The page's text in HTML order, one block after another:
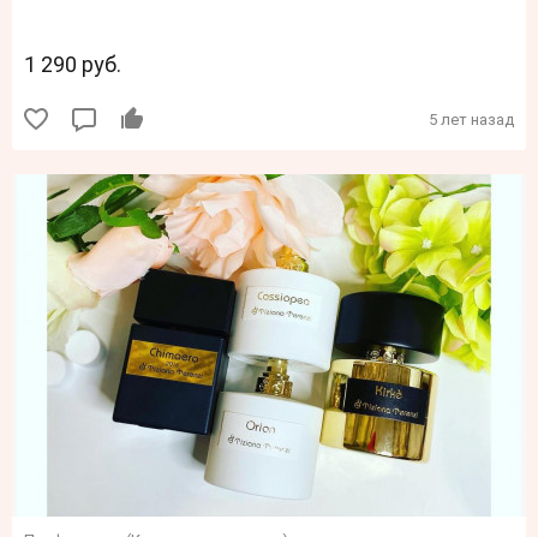
1 290 руб.
5 лет назад